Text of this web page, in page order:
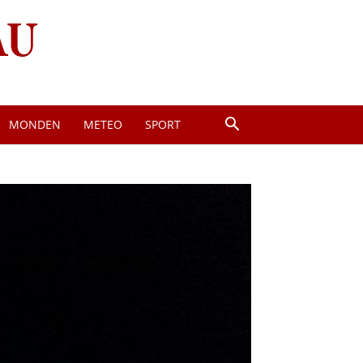
MONDEN METEO SPORT